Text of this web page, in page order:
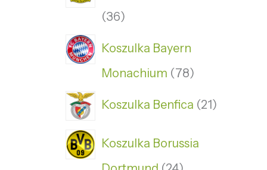
36
Koszulka Bayern
Monachium
78
Koszulka Benfica 21
Koszulka Borussia